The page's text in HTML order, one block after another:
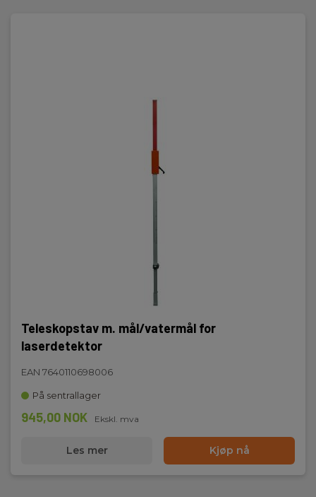
Teleskopstav m. mål/vatermål for
laserdetektor
EAN 7640110698006
På sentrallager
945,00 NOK Ekskl. mva
Les mer Kjøp nå